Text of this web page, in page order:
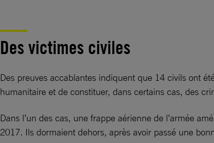
Des victimes civiles
Des preuves accablantes indiquent que 14 civils ont
humanitaire et de constituer, dans certains cas, des
Dans l’un des cas, une frappe aérienne de l’armée
2017. Ils dormaient dehors, après avoir passé une